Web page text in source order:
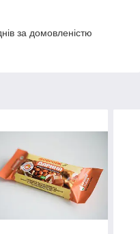
за домовленістю